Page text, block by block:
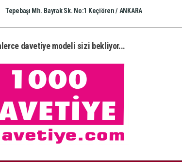
Tepebaşı Mh. Bayrak Sk. No:1 Keçiören / ANKARA
davetiye modeli sizi bekliyor...